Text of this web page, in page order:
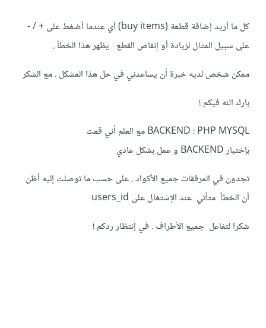
كل ما أريد إضافة قطعة (buy items) أي عندما أضغط على + / -
على سبيل المثال لزيادة أو إنقاص القطع يظهر هذا الخطأ .
ممكن شخص لديه خبرة أن يساعدني في حل هذا المشكل . مع الشكر
بارك الله فيكم !
BACKEND : PHP MYSQL مع العلم أني قمت
بإختبار BACKEND و عمل بشكل عادي
تجدون في المرفقات جميع الأكواد . على حسب ما توصلت إليه أظن
أن الخطأ متأتي عند الإشتغال على users_id
شكرا لتفاعل جميع الأطراف . في إنتظار ردكم !